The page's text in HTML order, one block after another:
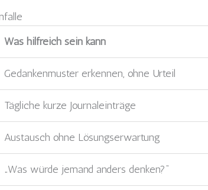
Was hilfreich sein kann
Gedankenmuster erkennen, ohne Urteil
Tägliche kurze Journaleinträge
Austausch ohne Lösungserwartung
„Was würde jemand anders denken?“